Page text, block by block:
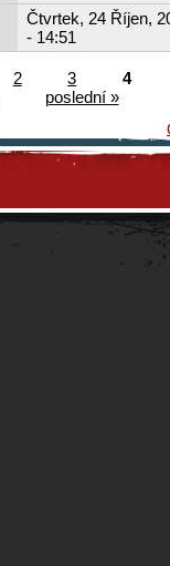
Čtvrtek, 24 Říjen,
- 14:51
2 3
4
poslední »